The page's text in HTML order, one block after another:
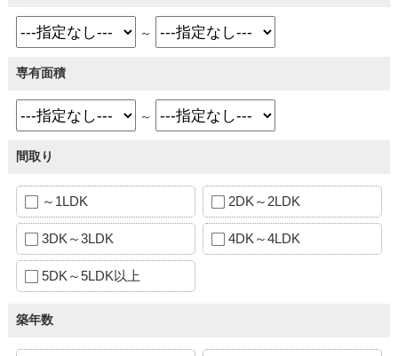
～
専有面積
～
間取り
～1LDK 2DK～2LDK
3DK～3LDK 4DK～4LDK
5DK～5LDK以上
築年数